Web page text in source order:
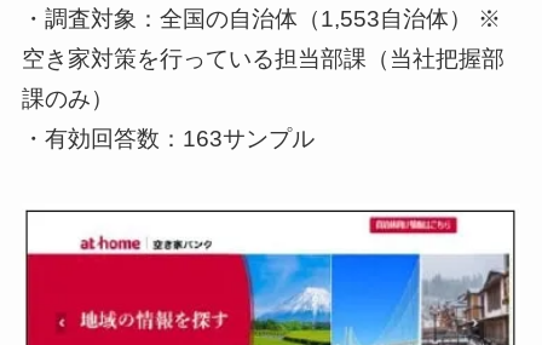
・調査対象：全国の自治体（1,553自治体） ※
空き家対策を行っている担当部課（当社把握部
課のみ）
・有効回答数：163サンプル